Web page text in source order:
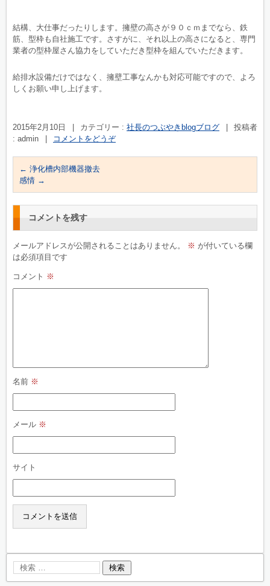
結構、大仕事だったりします。擁壁の高さが９０ｃｍまでなら、鉄
筋、型枠も自社施工です。さすがに、それ以上の高さになると、専門
業者の型枠屋さん協力をしていただき型枠を組んでいただきます。
給排水設備だけではなく、擁壁工事なんかも対応可能ですので、よろ
しくお願い申し上げます。
2015年2月10日 カテゴリー : 社長のつぶやきblogブログ
投稿者
: admin
コメントをどうぞ
← 浄化槽内部機器撤去
感情 →
コメントを残す
メールアドレスが公開されることはありません。 ※ が付いている欄
は必須項目です
コメント ※
名前 ※
メール ※
サイト